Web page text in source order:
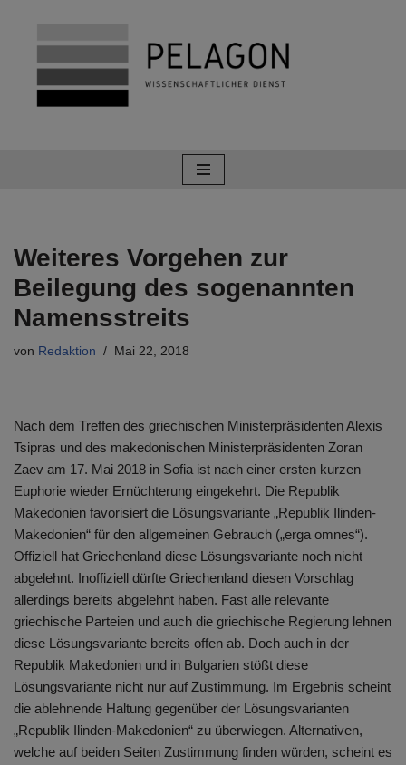
Zum
Inhalt
springen
Weiteres Vorgehen zur
Beilegung des sogenannten
Namensstreits
von Redaktion Mai 22, 2018
Nach dem Treffen des griechischen Ministerpräsidenten Alexis
Tsipras und des makedonischen Ministerpräsidenten Zoran
Zaev am 17. Mai 2018 in Sofia ist nach einer ersten kurzen
Euphorie wieder Ernüchterung eingekehrt. Die Republik
Makedonien favorisiert die Lösungsvariante „Republik Ilinden-
Makedonien“ für den allgemeinen Gebrauch („erga omnes“).
Offiziell hat Griechenland diese Lösungsvariante noch nicht
abgelehnt. Inoffiziell dürfte Griechenland diesen Vorschlag
allerdings bereits abgelehnt haben. Fast alle relevante
griechische Parteien und auch die griechische Regierung lehnen
diese Lösungsvariante bereits offen ab. Doch auch in der
Republik Makedonien und in Bulgarien stößt diese
Lösungsvariante nicht nur auf Zustimmung. Im Ergebnis scheint
die ablehnende Haltung gegenüber der Lösungsvarianten
„Republik Ilinden-Makedonien“ zu überwiegen. Alternativen,
welche auf beiden Seiten Zustimmung finden würden, scheint es